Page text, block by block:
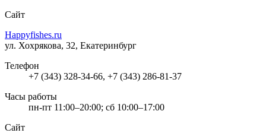
Сайт
Happyfishes.ru
ул. Хохрякова, 32, Екатеринбург
Телефон
+7 (343) 328-34-66, +7 (343) 286-81-37
Часы работы
пн-пт 11:00–20:00; сб 10:00–17:00
Сайт